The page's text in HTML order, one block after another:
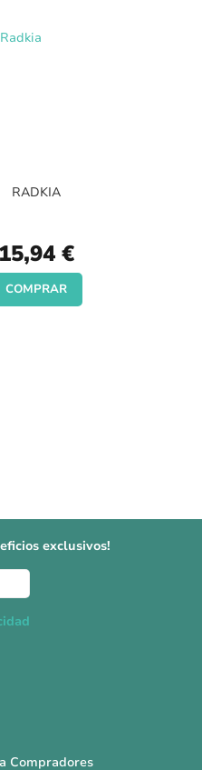
RADKIA
15,94 €
COMPRAR
exclusivos!
Compradores